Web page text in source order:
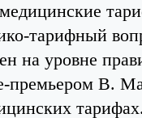
тарифный
на уровне
премьером В.